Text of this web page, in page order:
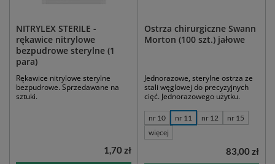
NITRYLEX STERILE -
rękawice nitrylowe
bezpudrowe sterylne (1
para)
Rękawice nitrylowe sterylne
bezpudrowe. Sprzedawane na
sztuki.
1,70 zł
Ostrza chirurgiczne Swann
Morton (100 szt.) jałowe
Jednorazowe, sterylne ostrza ze
stali węglowej do precyzyjnych
cięć. Jednorazowego użytku.
nr 10 nr 11 nr 12
nr 15
więcej
83,00 zł